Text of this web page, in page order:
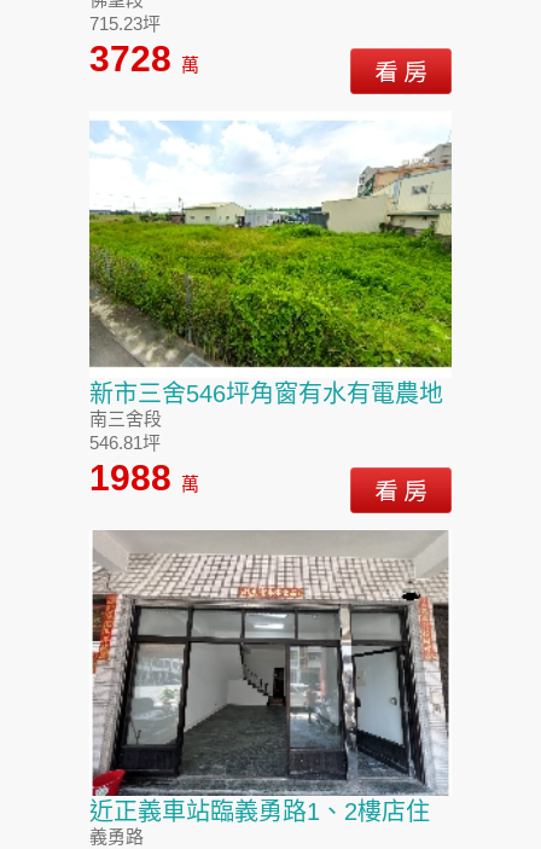
715.23坪
3728 萬
新市三舍546坪角窗有水有電農地
南三舍段
546.81坪
1988 萬
近正義車站臨義勇路1、2樓店住
義勇路